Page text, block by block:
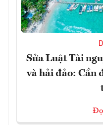
Sửa Luật Tài
và hải đảo: Cần